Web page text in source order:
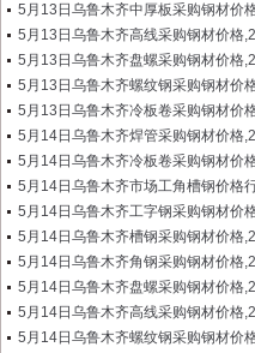
5月13日乌鲁木齐中厚板采购钢材价
5月13日乌鲁木齐高线采购钢材价格
5月13日乌鲁木齐盘螺采购钢材价格
5月13日乌鲁木齐螺纹钢采购钢材价
5月13日乌鲁木齐冷板卷采购钢材价
5月14日乌鲁木齐焊管采购钢材价格
5月14日乌鲁木齐冷板卷采购钢材价
5月14日乌鲁木齐市场工角槽钢价格
5月14日乌鲁木齐工字钢采购钢材价
5月14日乌鲁木齐槽钢采购钢材价格
5月14日乌鲁木齐角钢采购钢材价格
5月14日乌鲁木齐盘螺采购钢材价格
5月14日乌鲁木齐高线采购钢材价格
5月14日乌鲁木齐螺纹钢采购钢材价